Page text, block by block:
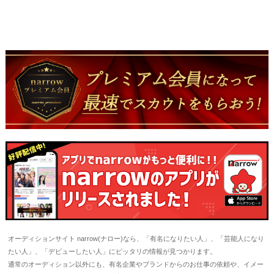
オーディションサイト narrow(ナロー)なら、「有名になりたい人」、「芸能人になり
たい人」、「デビューしたい人」にピッタリの情報が見つかります。
通常のオーディション以外にも、有名企業やブランドからのお仕事の依頼や、イメー